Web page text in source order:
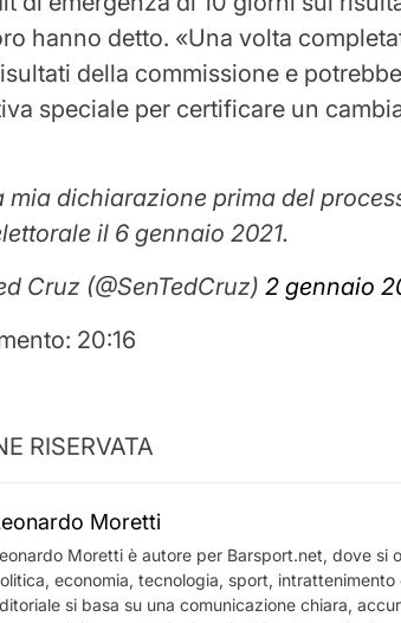
hanno detto. «Una volta
della commissione e
speciale per certificare un
mia dichiarazione prima del
il 6 gennaio 2021.
Cruz (@SenTedCruz)2 gennaio
20:16
RISERVATA
Moretti
Moretti è autore per Barsport.net, dove si
economia, tecnologia, sport,
si basa su una comunicazione chiara,